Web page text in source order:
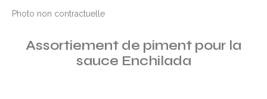
Photo non contractuelle
Assortiement de piment pour la
sauce Enchilada